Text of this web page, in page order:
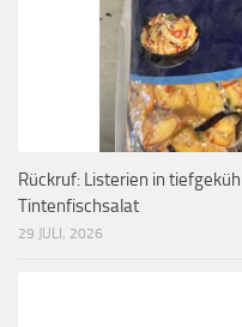
Rückruf: Listerien in
Tintenfischsalat
29 JULI, 2026